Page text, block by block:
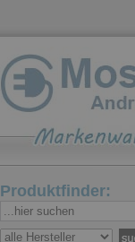
Produktfinder: